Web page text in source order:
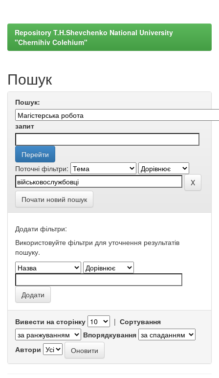
Repository T.H.Shevchenko National University
"Chernihiv Colehium"
Пошук
Пошук:
запит
Поточні фільтри:
Почати новий пошук
Додати фільтри:
Використовуйте фільтри для уточнення результатів
пошуку.
Вивести на сторінку | Сортування
Впорядкування
Автори